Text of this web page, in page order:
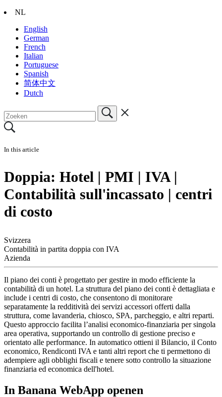
NL
English
German
French
Italian
Portuguese
Spanish
简体中文
Dutch
In this article
Doppia: Hotel | PMI | IVA |
Contabilità sull'incassato | centri
di costo
Svizzera
Contabilità in partita doppia con IVA
Azienda
Il piano dei conti è progettato per gestire in modo efficiente la
contabilità di un hotel. La struttura del piano dei conti è dettagliata e
include i centri di costo, che consentono di monitorare
separatamente la redditività dei servizi accessori offerti dalla
struttura, come lavanderia, chiosco, SPA, parcheggio, e altri reparti.
Questo approccio facilita l’analisi economico-finanziaria per singola
area operativa, supportando un controllo di gestione preciso e
orientato alle performance. In automatico ottieni il Bilancio, il Conto
economico, Rendiconti IVA e tanti altri report che ti permettono di
adempiere agli obblighi fiscali e tenere sotto controllo la situazione
finanziaria ed economica dell'hotel.
In Banana WebApp openen